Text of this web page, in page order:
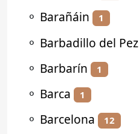
⚬ Barañáin 1
⚬ Barbadillo del Pez
⚬ Barbarín 1
⚬ Barca 1
⚬ Barcelona 12